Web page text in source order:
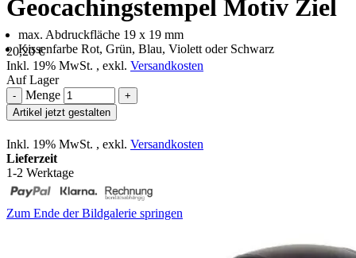
Geocachingstempel Motiv Ziel
max. Abdruckfläche 19 x 19 mm
Kissenfarbe Rot, Grün, Blau, Violett oder Schwarz
20,20 €
Inkl. 19% MwSt. , exkl. Versandkosten
Auf Lager
- Menge
+
Artikel jetzt gestalten
Inkl. 19% MwSt. , exkl. Versandkosten
Lieferzeit
1-2 Werktage
Zum Ende der Bildgalerie springen